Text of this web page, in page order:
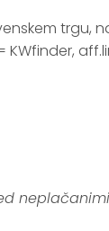
trgu,
KWfinder,